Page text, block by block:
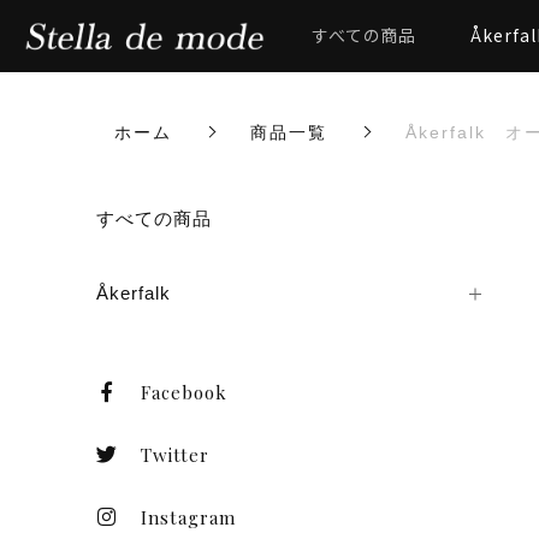
すべての商品
ホーム 商品一覧 Åkerfalk オー
すべての商品
Åkerfalk
Facebook
Twitter
Instagram